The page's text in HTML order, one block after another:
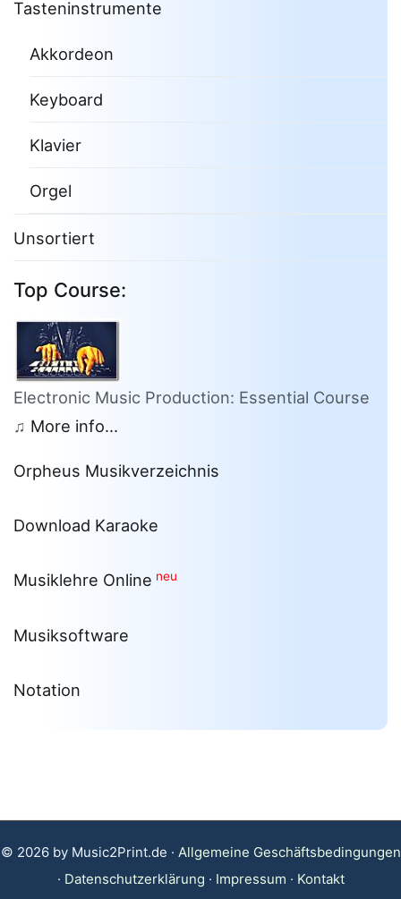
Tasteninstrumente
Akkordeon
Keyboard
Klavier
Orgel
Unsortiert
Top Course:
Electronic Music Production: Essential Course
♫ More info...
Orpheus Musikverzeichnis
Download Karaoke
Musiklehre Online neu
Musiksoftware
Notation
© 2026 by Music2Print.de · Allgemeine Geschäftsbedingungen
· Datenschutzerklärung · Impressum · Kontakt